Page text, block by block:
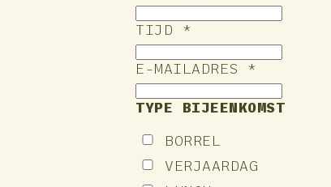
TIJD *
E-MAILADRES *
TYPE BIJEENKOMST
BORREL
VERJAARDAG